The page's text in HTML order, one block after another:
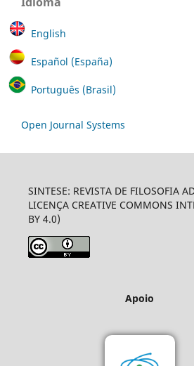
English
Español (España)
Português (Brasil)
Open Journal Systems
SINTESE: REVISTA DE FILOSOFIA
LICENÇA CREATIVE COMMONS
BY 4.0)
Apoio